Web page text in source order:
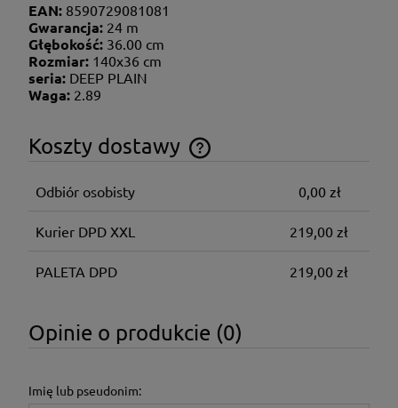
EAN: 8590729081081
Gwarancja: 24 m
Głębokość: 36.00 cm
Rozmiar: 140x36 cm
seria: DEEP PLAIN
Waga: 2.89
Koszty dostawy
Cena nie zawiera ewentualnych kosztów płatności
Odbiór osobisty 0,00 zł
Kurier DPD XXL 219,00 zł
PALETA DPD 219,00 zł
Opinie o produkcie (0)
Imię lub pseudonim: